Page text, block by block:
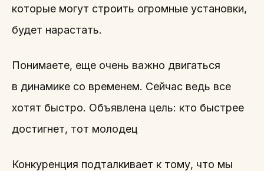
которые могут строить огромные установки,
будет нарастать.
Понимаете, еще очень важно двигаться
в динамике со временем. Сейчас ведь все
хотят быстро. Объявлена цель: кто быстрее
достигнет, тот молодец
Конкуренция подталкивает к тому, что мы